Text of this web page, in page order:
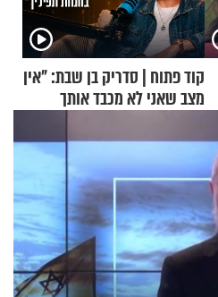
קוד פתוח | סדריק בן שבת: "אין
מצב שאני לא מכבד אותך